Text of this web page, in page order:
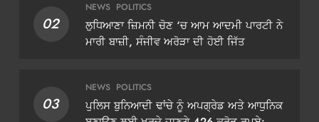
02
NEWS POLITICS
ਲੁਧਿਆਣਾ ਜ਼ਿਮਨੀ ਚੋਣ ‘ਚ ਆਮ ਆਦਮੀ ਪਾਰਟੀ ਨੇ
ਮਾਰੀ ਬਾਜ਼ੀ, ਸੰਜੀਵ ਅਰੋੜਾ ਦੀ ਹੋਈ ਜਿੱਤ
03
NEWS POLITICS
ਪੁਲਿਸ ਬੁਨਿਆਦੀ ਢਾਂਚੇ ਨੂੰ ਅਪਗ੍ਰੇਡ ਅਤੇ ਆਧੁਨਿਕ